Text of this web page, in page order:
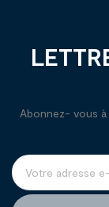
Abonnez- vous